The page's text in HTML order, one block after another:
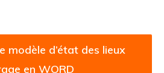
modèle d’état des lieux
en WORD